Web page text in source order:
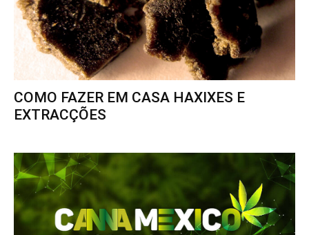
COMO FAZER EM CASA HAXIXES E
EXTRACÇÕES